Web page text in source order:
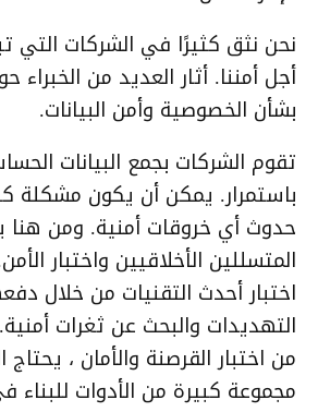
نحن نثق كثيرًا في الشركات التي
أجل أمننا. أثار العديد من الخبراء
بشأن الخصوصية وأمن البيانات.
تقوم الشركات بجمع البيانات
باستمرار. يمكن أن يكون مشكلة
حدوث أي خروقات أمنية. ومن هنا
المتسللين الأخلاقيين واختبار
اختبار أحدث التقنيات من خلال
التهديدات والبحث عن ثغرات
من اختبار القرصنة والأمان ،
مجموعة كبيرة من الأدوات للبناء